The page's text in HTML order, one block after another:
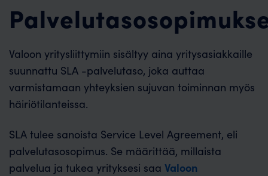
Valoon yritysliittymiin sisältyy aina yritysasiakkaille
suunnattu SLA -palvelutaso, joka auttaa
varmistamaan yhteyksien sujuvan toiminnan myös
häiriötilanteissa.
SLA tulee sanoista Service Level Agreement, eli
palvelutasosopimus. Se määrittää, millaista
palvelua ja tukea yrityksesi saa Valoon